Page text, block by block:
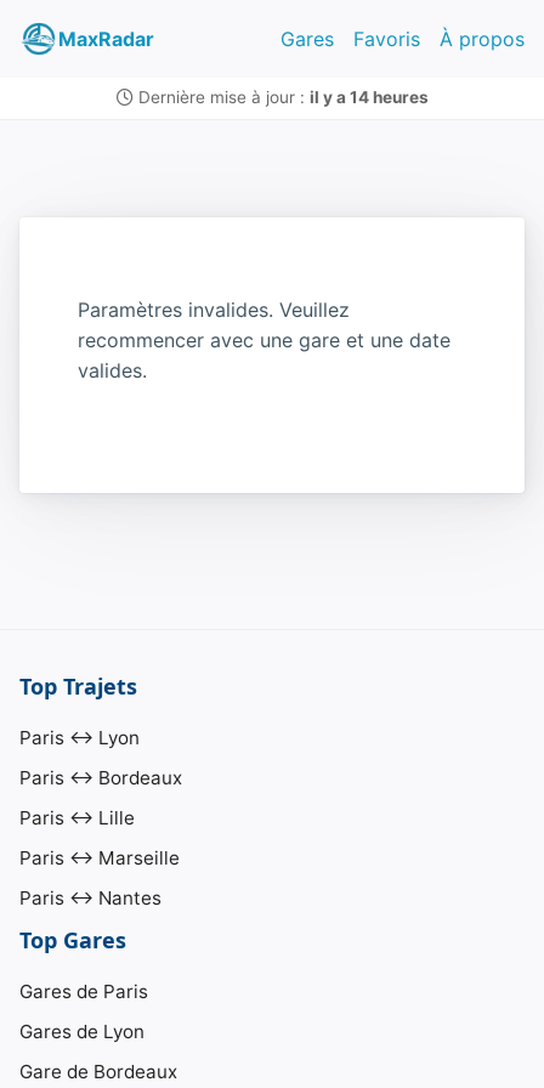
MaxRadar Gares Favoris À propos
Dernière mise à jour : il y a 14 heures
Paramètres invalides. Veuillez
recommencer avec une gare et une date
valides.
Top Trajets
Paris ↔ Lyon
Paris ↔ Bordeaux
Paris ↔ Lille
Paris ↔ Marseille
Paris ↔ Nantes
Top Gares
Gares de Paris
Gares de Lyon
Gare de Bordeaux